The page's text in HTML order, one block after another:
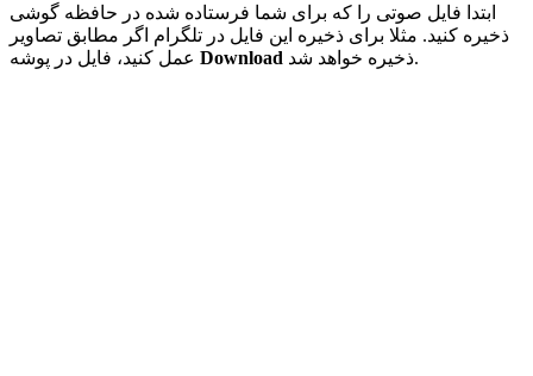
ابتدا فایل صوتی را که برای شما فرستاده شده در حافظه گوشی
ذخیره کنید. مثلا برای ذخیره این فایل در تلگرام اگر مطابق تصاویر
Download ذخیره خواهد شد.